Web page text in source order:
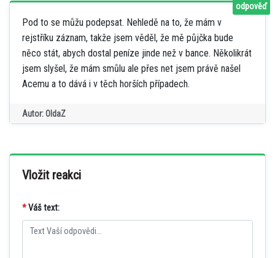
Pod to se můžu podepsat. Nehledě na to, že mám v
rejstříku záznam, takže jsem věděl, že mě půjčka bude
něco stát, abych dostal peníze jinde než v bance. Několikrát
jsem slyšel, že mám smůlu ale přes net jsem právě našel
Acemu a to dává i v těch horších případech.
Autor: OldaZ
odpověď
Vložit reakci
*Váš text: